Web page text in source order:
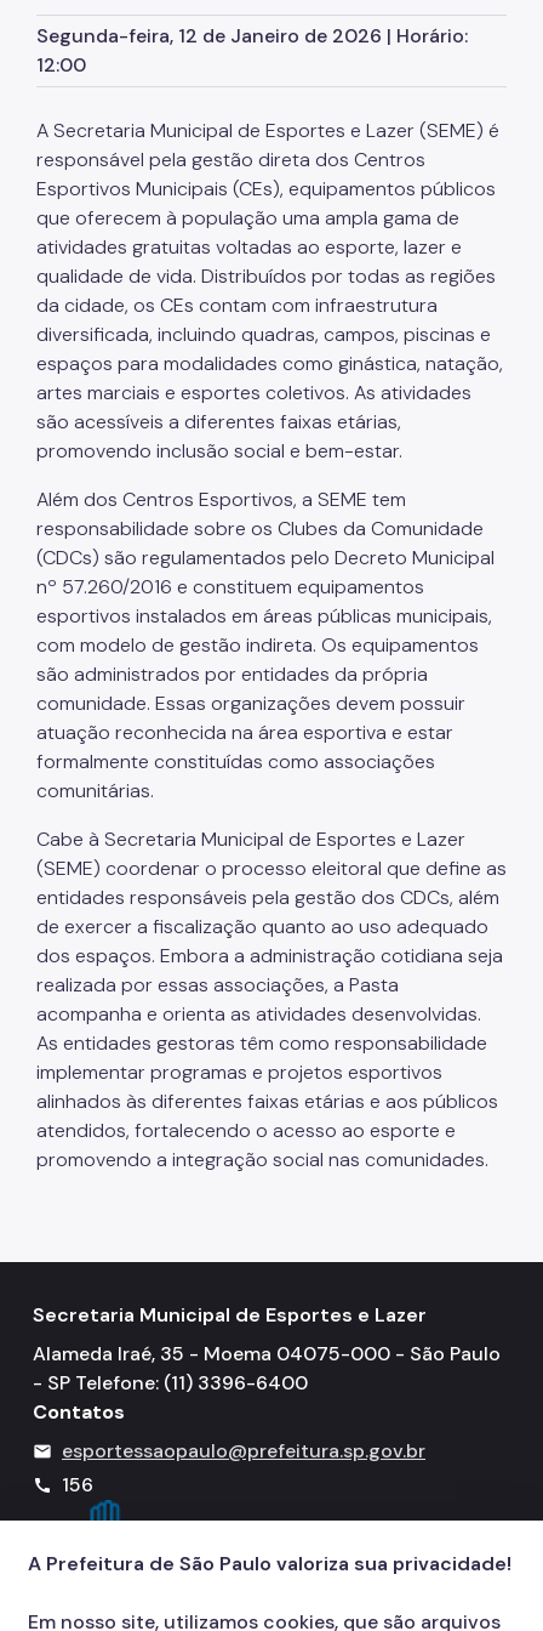
Obras nos CEs
Clubes da Comunidade
Centro de Esportes Radicais
CERET
Concessão do Pacaembu
Estádio Mie Nishi
Pista do Chuvisco
Pistas de Skate
Núcleo de Alto Rendimento
Outros
Programas
Esportes para PCDs
Bolsa Atleta Rei Pelé
Corridas de Rua
Ruas de Lazer
Vem Dançar
AME
Portal Joga SP
Acervo SEME
Perguntas Frequentes
CIPA
Justiça Desportiva
LGPD
Segunda-feira, 12 de Janeiro de 2026 | Horário:
12:00
A Secretaria Municipal de Esportes e Lazer (SEME) é
responsável pela gestão direta dos Centros
Esportivos Municipais (CEs), equipamentos públicos
que oferecem à população uma ampla gama de
atividades gratuitas voltadas ao esporte, lazer e
qualidade de vida. Distribuídos por todas as regiões
da cidade, os CEs contam com infraestrutura
diversificada, incluindo quadras, campos, piscinas e
espaços para modalidades como ginástica, natação,
artes marciais e esportes coletivos. As atividades
são acessíveis a diferentes faixas etárias,
promovendo inclusão social e bem-estar.
Além dos Centros Esportivos, a SEME tem
responsabilidade sobre os Clubes da Comunidade
(CDCs) são regulamentados pelo Decreto Municipal
nº 57.260/2016 e constituem equipamentos
esportivos instalados em áreas públicas municipais,
com modelo de gestão indireta. Os equipamentos
são administrados por entidades da própria
comunidade. Essas organizações devem possuir
atuação reconhecida na área esportiva e estar
formalmente constituídas como associações
comunitárias.
Cabe à Secretaria Municipal de Esportes e Lazer
(SEME) coordenar o processo eleitoral que define as
entidades responsáveis pela gestão dos CDCs, além
de exercer a fiscalização quanto ao uso adequado
dos espaços. Embora a administração cotidiana seja
realizada por essas associações, a Pasta
acompanha e orienta as atividades desenvolvidas.
As entidades gestoras têm como responsabilidade
implementar programas e projetos esportivos
alinhados às diferentes faixas etárias e aos públicos
atendidos, fortalecendo o acesso ao esporte e
promovendo a integração social nas comunidades.
Secretaria Municipal de Esportes e Lazer
Alameda Iraé, 35 - Moema 04075-000 - São Paulo
- SP Telefone: (11) 3396-6400
Contatos
mail esportessaopaulo@prefeitura.sp.gov.br
call 156
A Prefeitura de São Paulo valoriza sua privacidade!
Em nosso site, utilizamos cookies, que são arquivos